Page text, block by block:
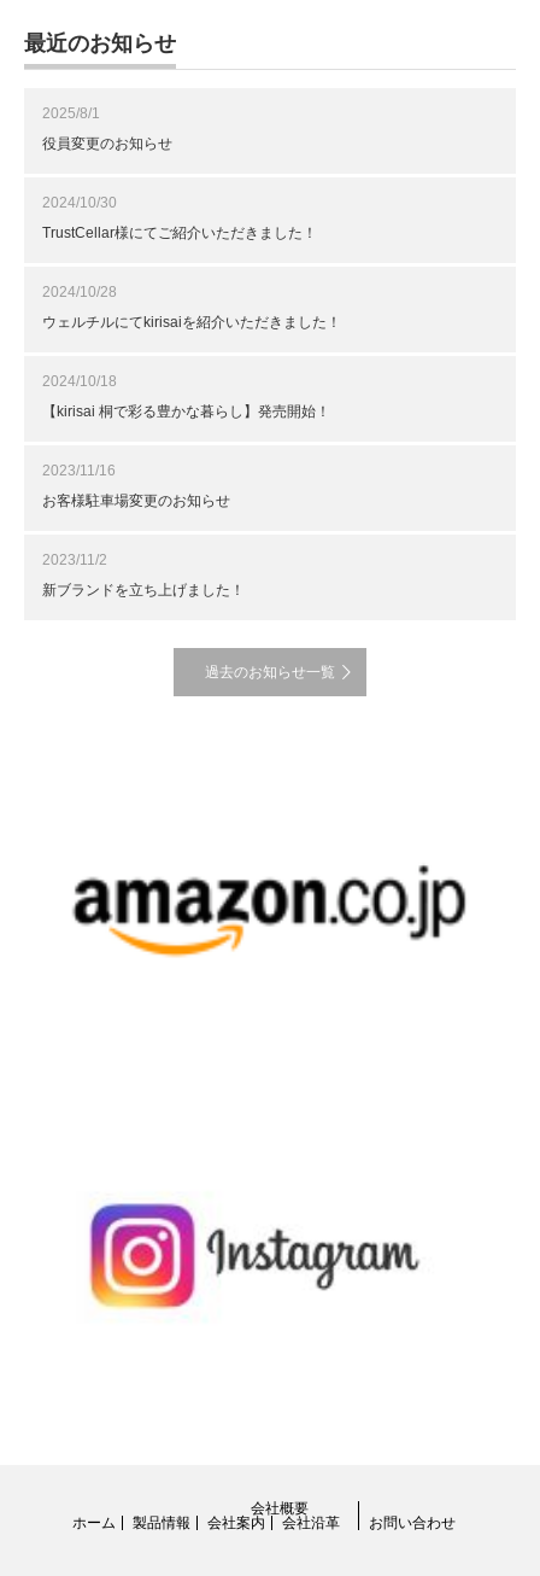
最近のお知らせ
2025/8/1
役員変更のお知らせ
2024/10/30
TrustCellar様にてご紹介いただきました！
2024/10/28
ウェルチルにてkirisaiを紹介いただきました！
2024/10/18
【kirisai 桐で彩る豊かな暮らし】発売開始！
2023/11/16
お客様駐車場変更のお知らせ
2023/11/2
新ブランドを立ち上げました！
過去のお知らせ一覧
ホーム 製品情報
会社概要
会社案内
会社沿革 お問い合わせ